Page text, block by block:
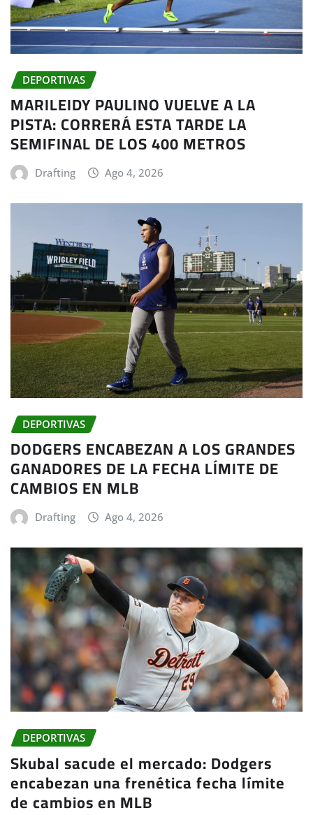
DEPORTIVAS
MARILEIDY PAULINO VUELVE A LA
PISTA: CORRERÁ ESTA TARDE LA
SEMIFINAL DE LOS 400 METROS
Drafting Ago 4, 2026
DEPORTIVAS
DODGERS ENCABEZAN A LOS GRANDES
GANADORES DE LA FECHA LÍMITE DE
CAMBIOS EN MLB
Drafting Ago 4, 2026
DEPORTIVAS
Skubal sacude el mercado: Dodgers
encabezan una frenética fecha límite
de cambios en MLB